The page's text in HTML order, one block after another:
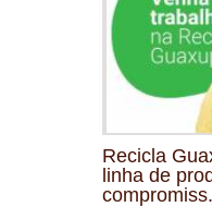
Recicla
linha de